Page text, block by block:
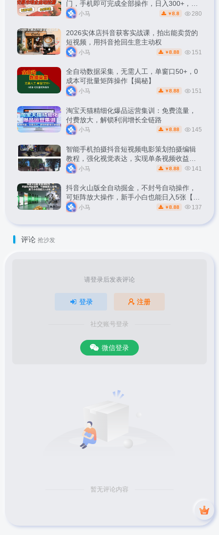
门，手机即可完成全部操作，日入300+，轻
松副业【揭秘】
小马 ￥ 8.8 280
2026实体店抖音获客实战课，拍出能卖货的
短视频，用抖音抢回生意主动权
小马 ￥ 8.88 151
全自动数据采集，无需人工，单窗口50+，0
成本可批量矩阵操作【揭秘】
小马 ￥ 8.88 151
淘宝天猫精细化爆品运营集训：免费流量，
付费放大，解锁利润增长全链路
小马 ￥ 8.88 145
智能手机拍摄抖音短视频电影策划拍摄编辑
教程，强化视觉表达，实现单条视频收益破
1k
小马 ￥ 8.88 141
抖音火山版全自动掘金，不封号自动操作，
可矩阵放大操作，新手小白也能日入5张【揭
秘】小马 ￥ 8.88 137
评论 抢沙发
请登录后发表评论
登录 注册
社交账号登录
微信登录
暂无评论内容